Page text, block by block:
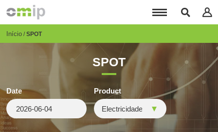
para
conteúdo
Breadcrumb
Início SPOT
SPOT
Date Product